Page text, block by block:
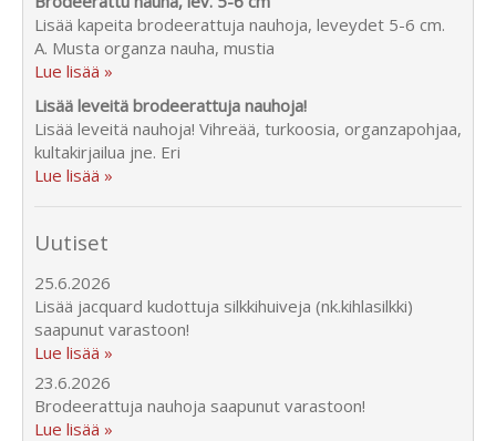
Lisää kapeita brodeerattuja nauhoja, leveydet 5-6 cm.
A. Musta organza nauha, mustia
Lue lisää »
Lisää leveitä brodeerattuja nauhoja!
Lisää leveitä nauhoja! Vihreää, turkoosia, organzapohjaa,
kultakirjailua jne. Eri
Lue lisää »
Uutiset
25.6.2026
Lisää jacquard kudottuja silkkihuiveja (nk.kihlasilkki)
saapunut varastoon!
Lue lisää »
23.6.2026
Brodeerattuja nauhoja saapunut varastoon!
Lue lisää »